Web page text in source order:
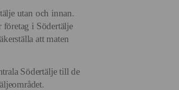
utan och innan.
i Södertälje
att maten
Södertälje till de